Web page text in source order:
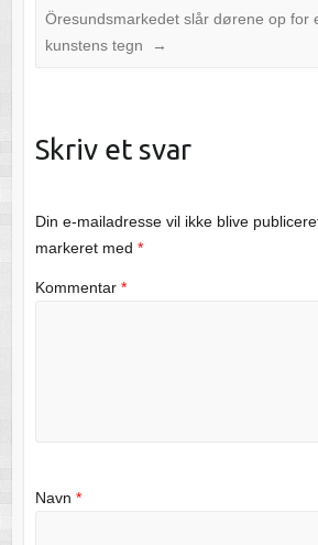
Öresundsmarkedet slår dørene op for
kunstens tegn
→
Skriv et svar
Din e-mailadresse vil ikke blive
markeret med *
Kommentar *
Navn *